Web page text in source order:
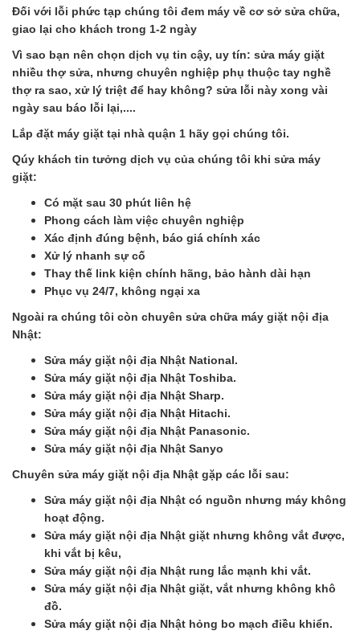
Đối với lỗi phức tạp chúng tôi đem máy về cơ sở sửa chữa,
giao lại cho khách trong 1-2 ngày
Vì sao bạn nên chọn dịch vụ tin cậy, uy tín: sửa máy giặt
nhiều thợ sửa, nhưng chuyên nghiệp phụ thuộc tay nghề
thợ ra sao, xử lý triệt để hay không? sửa lỗi này xong vài
ngày sau báo lỗi lại,....
Lắp đặt máy giặt tại nhà quận 1 hãy gọi chúng tôi.
Qúy khách tin tưởng dịch vụ của chúng tôi khi sửa máy
giặt:
Có mặt sau 30 phút liên hệ
Phong cách làm việc chuyên nghiệp
Xác định đúng bệnh, báo giá chính xác
Xử lý nhanh sự cố
Thay thế link kiện chính hãng, bảo hành dài hạn
Phục vụ 24/7, không ngại xa
Ngoài ra chúng tôi còn chuyên sửa chữa máy giặt nội địa
Nhật:
Sửa máy giặt nội địa Nhật National.
Sửa máy giặt nội địa Nhật Toshiba.
Sửa máy giặt nội địa Nhật Sharp.
Sửa máy giặt nội địa Nhật Hitachi.
Sửa máy giặt nội địa Nhật Panasonic.
Sửa máy giặt nội địa Nhật Sanyo
Chuyên sửa máy giặt nội địa Nhật gặp các lỗi sau:
Sửa máy giặt nội địa Nhật có nguồn nhưng máy không
hoạt động.
Sửa máy giặt nội địa Nhật giặt nhưng không vắt được,
khi vắt bị kêu,
Sửa máy giặt nội địa Nhật rung lắc mạnh khi vắt.
Sửa máy giặt nội địa Nhật giặt, vắt nhưng không khô
đồ.
Sửa máy giặt nội địa Nhật hỏng bo mạch điều khiển.